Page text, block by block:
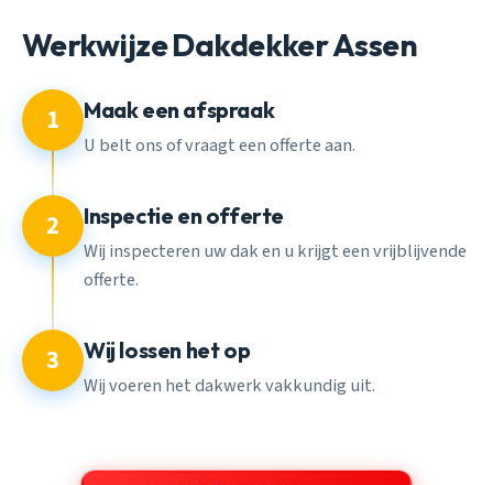
Werkwijze Dakdekker Assen
1 Maak een afspraak
U belt ons of vraagt een offerte aan.
2 Inspectie en offerte
Wij inspecteren uw dak en u krijgt een vrijblijvende
offerte.
3 Wij lossen het op
Wij voeren het dakwerk vakkundig uit.